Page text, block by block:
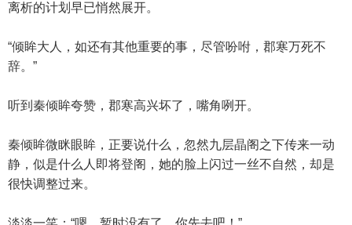
离析的计划早已悄然展开。
“倾眸大人，如还有其他重要的事，尽管吩咐，郡寒万死不
辞。”
听到秦倾眸夸赞，郡寒高兴坏了，嘴角咧开。
秦倾眸微眯眼眸，正要说什么，忽然九层晶阁之下传来一动
静，似是什么人即将登阁，她的脸上闪过一丝不自然，却是
很快调整过来。